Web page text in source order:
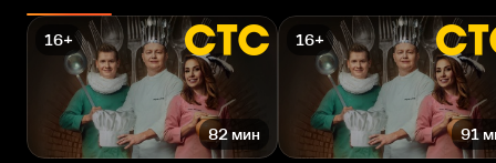
16+
82 мин
16+
91